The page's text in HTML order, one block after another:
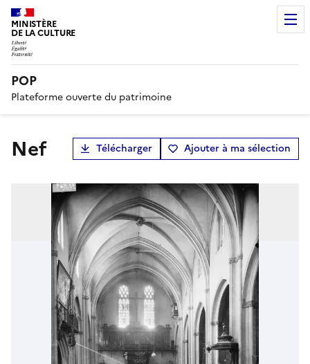
MINISTÈRE
DE LA CULTURE
POP
Plateforme ouverte du patrimoine
Nef Télécharger Ajouter à ma sélection